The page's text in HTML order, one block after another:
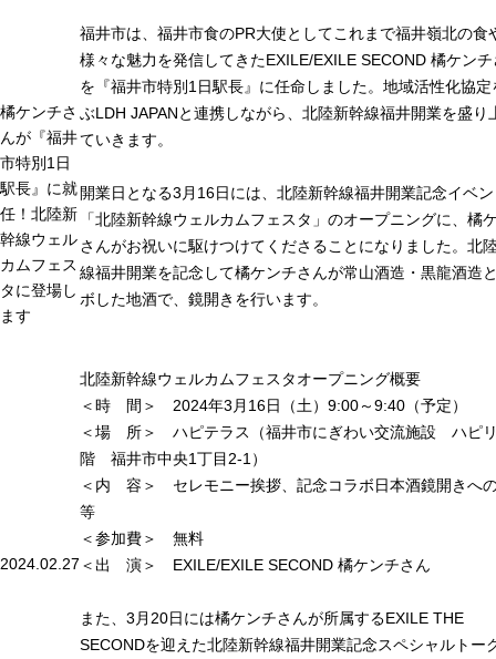
橘ケンチさ
んが『福井
市特別1日
駅長』に就
任！北陸新
幹線ウェル
カムフェス
タに登場し
ます
2024.02.27
福井市は、福井市食のPR大使としてこれまで福井嶺北の食
様々な魅力を発信してきたEXILE/EXILE SECOND 橘ケン
を『福井市特別1日駅長』に任命しました。地域活性化協定
ぶLDH JAPANと連携しながら、北陸新幹線福井開業を盛り
ていきます。
開業日となる3月16日には、北陸新幹線福井開業記念イベ
「北陸新幹線ウェルカムフェスタ」のオープニングに、橘
さんがお祝いに駆けつけてくださることになりました。北
線福井開業を記念して橘ケンチさんが常山酒造・黒龍酒造
ボした地酒で、鏡開きを行います。
北陸新幹線ウェルカムフェスタオープニング概要
＜時 間＞ 2024年3月16日（土）9:00～9:40（予定）
＜場 所＞ ハピテラス（福井市にぎわい交流施設 ハピ
階 福井市中央1丁目2-1）
＜内 容＞ セレモニー挨拶、記念コラボ日本酒鏡開きへ
等
＜参加費＞ 無料
＜出 演＞ EXILE/EXILE SECOND 橘ケンチさん
また、3月20日には橘ケンチさんが所属するEXILE THE
SECONDを迎えた北陸新幹線福井開業記念スペシャルトー